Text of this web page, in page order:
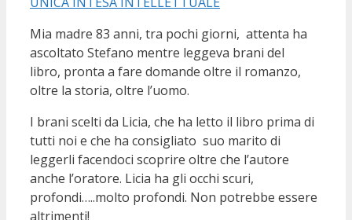
Mia madre 83 anni, tra pochi giorni, attenta ha
ascoltato Stefano mentre leggeva brani del
libro, pronta a fare domande oltre il romanzo,
oltre la storia, oltre l’uomo.
I brani scelti da Licia, che ha letto il libro prima di
tutti noi e che ha consigliato suo marito di
leggerli facendoci scoprire oltre che l’autore
anche l’oratore. Licia ha gli occhi scuri,
profondi…..molto profondi. Non potrebbe essere
altrimenti!